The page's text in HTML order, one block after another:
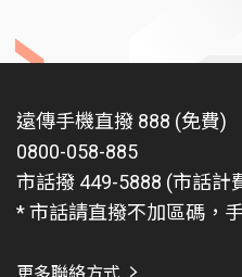
遠傳手機直撥 888 (免費)
0800-058-885
市話撥 449-5888 (市話計
* 市話請直撥不加區碼，